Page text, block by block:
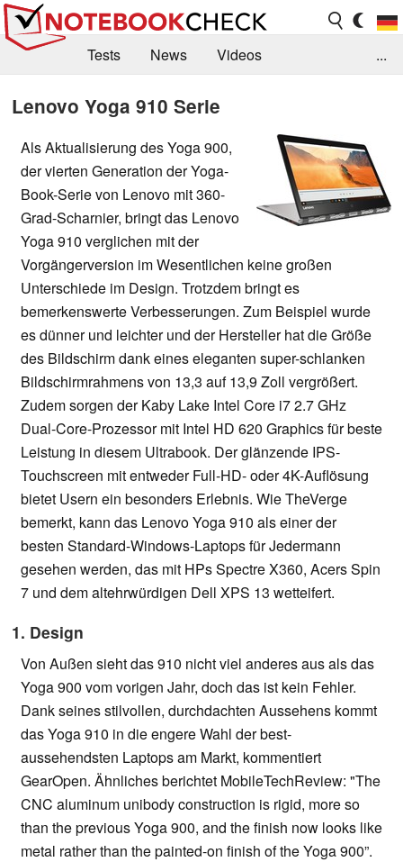
Tests News
Videos
Jobs
Forum
...
Lenovo Yoga 910 Serie
Als Aktualisierung des Yoga 900,
der vierten Generation der Yoga-
Book-Serie von Lenovo mit 360-
Grad-Scharnier, bringt das Lenovo
Yoga 910 verglichen mit der
Vorgängerversion im Wesentlichen keine großen
Unterschiede im Design. Trotzdem bringt es
bemerkenswerte Verbesserungen. Zum Beispiel wurde
es dünner und leichter und der Hersteller hat die Größe
des Bildschirm dank eines eleganten super-schlanken
Bildschirmrahmens von 13,3 auf 13,9 Zoll vergrößert.
Zudem sorgen der Kaby Lake Intel Core i7 2.7 GHz
Dual-Core-Prozessor mit Intel HD 620 Graphics für beste
Leistung in diesem Ultrabook. Der glänzende IPS-
Touchscreen mit entweder Full-HD- oder 4K-Auflösung
bietet Usern ein besonders Erlebnis. Wie TheVerge
bemerkt, kann das Lenovo Yoga 910 als einer der
besten Standard-Windows-Laptops für Jedermann
gesehen werden, das mit HPs Spectre X360, Acers Spin
7 und dem altehrwürdigen Dell XPS 13 wetteifert.
1. Design
Von Außen sieht das 910 nicht viel anderes aus als das
Yoga 900 vom vorigen Jahr, doch das ist kein Fehler.
Dank seines stilvollen, durchdachten Aussehens kommt
das Yoga 910 in die engere Wahl der best-
aussehendsten Laptops am Markt, kommentiert
GearOpen. Ähnliches berichtet MobileTechReview: "The
CNC aluminum unibody construction is rigid, more so
than the previous Yoga 900, and the finish now looks like
metal rather than the painted-on finish of the Yoga 900”.